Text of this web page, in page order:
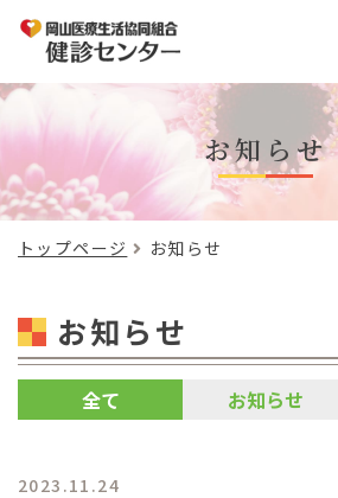
お知らせ
トップページ お知らせ
お知らせ
全て お知らせ
2023.11.24